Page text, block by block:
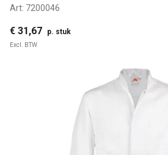
Art: 7200046
€ 31,67 p. stuk
Excl. BTW